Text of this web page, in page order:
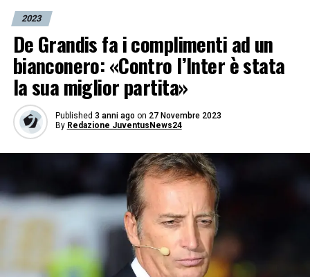
2023
De Grandis fa i complimenti ad un
bianconero: «Contro l’Inter è stata
la sua miglior partita»
Published 3 anni ago on 27 Novembre 2023
By Redazione JuventusNews24